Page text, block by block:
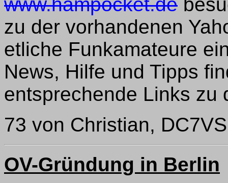
zu der vorhandenen
etliche Funkamateure
News, Hilfe und Tipps
entsprechende Links zu
73 von Christian,
OV-Gründung in Berlin